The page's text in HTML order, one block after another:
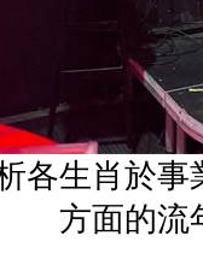
各生肖於
方面的流